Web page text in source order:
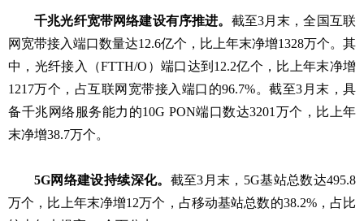
千兆光纤宽带网络建设有序推进。 截至3月末，全国互联
网宽带接入端口数量达12.6亿个，比上年末净增1328万个。其
中，光纤接入（FTTH/O）端口达到12.2亿个，比上年末净增
1217万个，占互联网宽带接入端口的96.7%。截至3月末，具
备千兆网络服务能力的10G PON端口数达3201万个，比上年
末净增38.7万个。
5G网络建设持续深化。 截至3月末，5G基站总数达495.8
万个，比上年末净增12万个，占移动基站总数的38.2%，占比